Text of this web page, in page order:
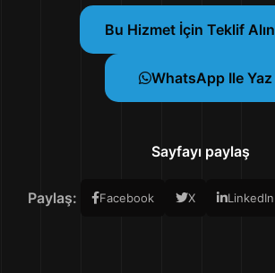
Bu Hizmet İçin Teklif Alın
WhatsApp Ile Yaz
Sayfayı paylaş
Paylaş: Facebook X LinkedIn